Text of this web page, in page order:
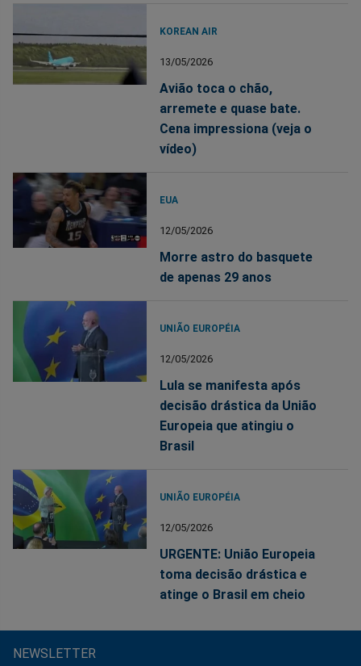
KOREAN AIR
13/05/2026
Avião toca o chão,
arremete e quase bate.
Cena impressiona (veja o
vídeo)
EUA
12/05/2026
Morre astro do basquete
de apenas 29 anos
UNIÃO EUROPÉIA
12/05/2026
Lula se manifesta após
decisão drástica da União
Europeia que atingiu o
Brasil
UNIÃO EUROPÉIA
12/05/2026
URGENTE: União Europeia
toma decisão drástica e
atinge o Brasil em cheio
NEWSLETTER